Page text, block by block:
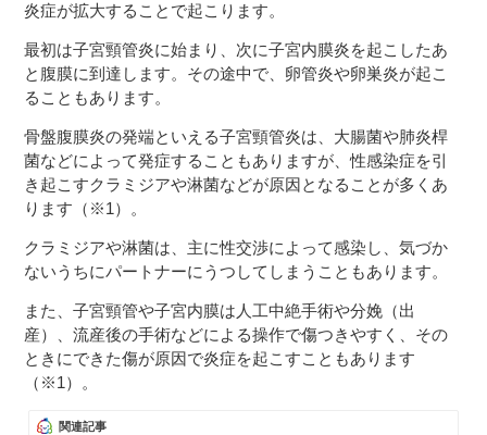
炎症が拡大することで起こります。
最初は子宮頸管炎に始まり、次に子宮内膜炎を起こしたあ
と腹膜に到達します。その途中で、卵管炎や卵巣炎が起こ
ることもあります。
骨盤腹膜炎の発端といえる子宮頸管炎は、大腸菌や肺炎桿
菌などによって発症することもありますが、性感染症を引
き起こすクラミジアや淋菌などが原因となることが多くあ
ります（※1）。
クラミジアや淋菌は、主に性交渉によって感染し、気づか
ないうちにパートナーにうつしてしまうこともあります。
また、子宮頸管や子宮内膜は人工中絶手術や分娩（出
産）、流産後の手術などによる操作で傷つきやすく、その
ときにできた傷が原因で炎症を起こすこともあります
（※1）。
関連記事